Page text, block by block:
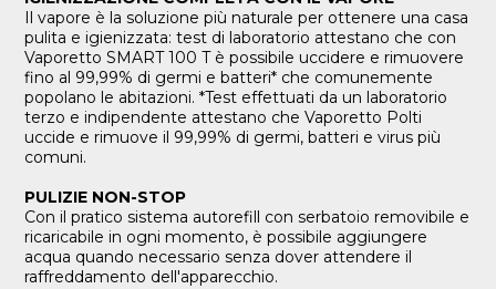
Il vapore è la soluzione più naturale per ottenere una casa
pulita e igienizzata: test di laboratorio attestano che con
Vaporetto SMART 100 T è possibile uccidere e rimuovere
fino al 99,99% di germi e batteri* che comunemente
popolano le abitazioni. *Test effettuati da un laboratorio
terzo e indipendente attestano che Vaporetto Polti
uccide e rimuove il 99,99% di germi, batteri e virus più
comuni.
PULIZIE NON-STOP
Con il pratico sistema autorefill con serbatoio removibile e
ricaricabile in ogni momento, è possibile aggiungere
acqua quando necessario senza dover attendere il
raffreddamento dell'apparecchio.